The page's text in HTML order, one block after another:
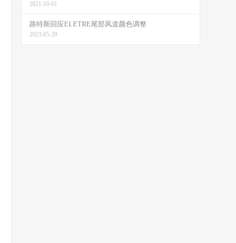
2021-10-01
路特斯回应ELETRE尾部风道颜色调整
2023-05-29